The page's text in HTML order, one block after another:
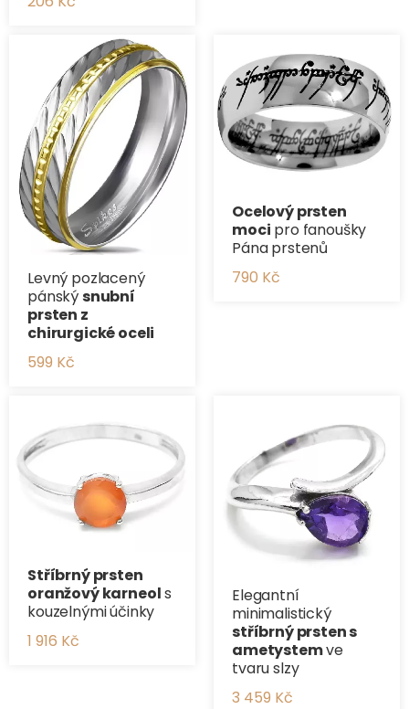
Levný pozlacený
pánskýsnubní
prsten z
chirurgické oceli
599 Kč
Ocelový prsten
moci pro fanoušky
Pána prstenů
790 Kč
Stříbrný prsten
oranžový karneols
kouzelnými účinky
1 916 Kč
Elegantní
minimalistický
stříbrný prsten s
ametystemve
tvaru slzy
3 459 Kč